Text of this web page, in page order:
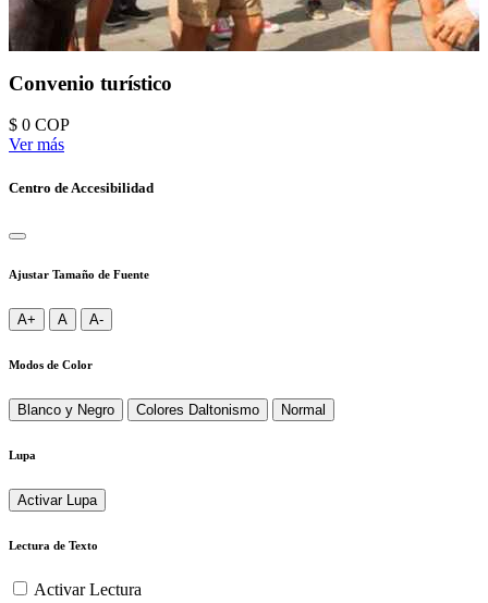
Convenio turístico
$ 0 COP
Ver más
Centro de Accesibilidad
Ajustar Tamaño de Fuente
A+ A A-
Modos de Color
Blanco y Negro Colores Daltonismo Normal
Lupa
Activar Lupa
Lectura de Texto
Activar Lectura